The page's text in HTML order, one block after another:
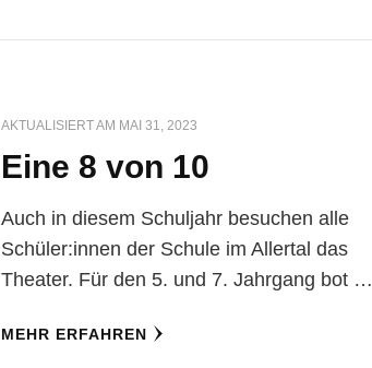
AKTUALISIERT AM MAI 31, 2023
Eine 8 von 10
Auch in diesem Schuljahr besuchen alle
Schüler:innen der Schule im Allertal das
Theater. Für den 5. und 7. Jahrgang bot …
MEHR ERFAHREN